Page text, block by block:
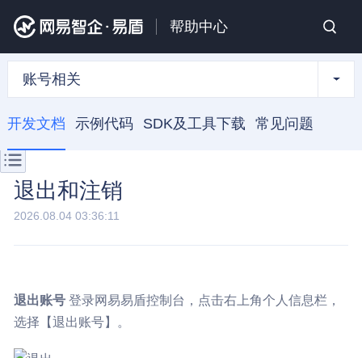
帮助中心
账号相关
开发文档 示例代码 SDK及工具下载 常见问题
退出和注销
2026.08.04 03:36:11
退出账号 登录网易易盾控制台，点击右上角个人信息栏，
选择【退出账号】。